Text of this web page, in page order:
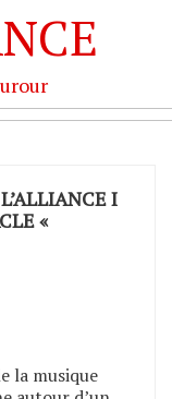
I
«
la musique